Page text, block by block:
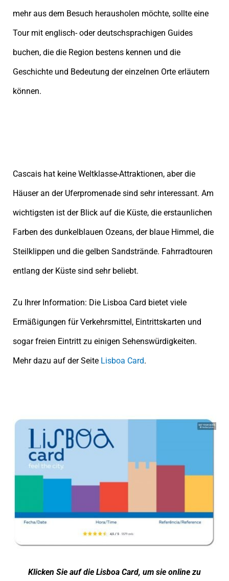
mehr aus dem Besuch herausholen möchte, sollte eine
Tour mit englisch- oder deutschsprachigen Guides
buchen, die die Region bestens kennen und die
Geschichte und Bedeutung der einzelnen Orte erläutern
können.
Cascais hat keine Weltklasse-Attraktionen, aber die
Häuser an der Uferpromenade sind sehr interessant. Am
wichtigsten ist der Blick auf die Küste, die erstaunlichen
Farben des dunkelblauen Ozeans, der blaue Himmel, die
Steilklippen und die gelben Sandstrände. Fahrradtouren
entlang der Küste sind sehr beliebt.
Zu Ihrer Information: Die Lisboa Card bietet viele
Ermäßigungen für Verkehrsmittel, Eintrittskarten und
sogar freien Eintritt zu einigen Sehenswürdigkeiten.
Mehr dazu auf der Seite Lisboa Card.
Klicken Sie auf die Lisboa Card, um sie online zu